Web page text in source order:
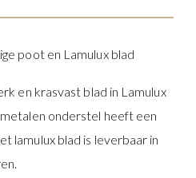
poot en Lamulux blad
en krasvast blad in Lamulux
onderstel heeft een
lamulux blad is leverbaar in